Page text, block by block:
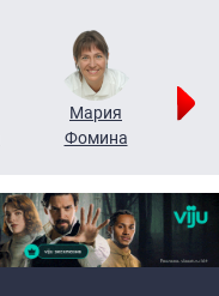
Мария
Фомина